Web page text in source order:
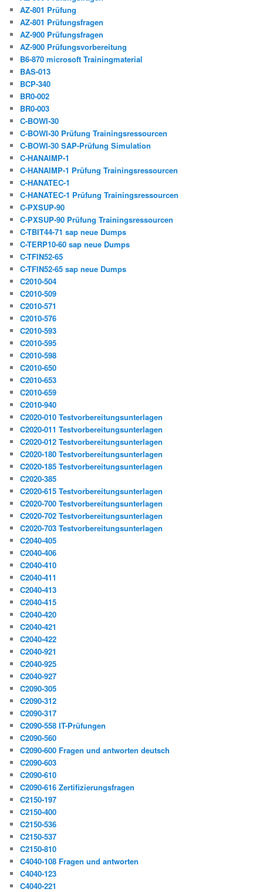
AZ-801 Prüfung
AZ-801 Prüfungsfragen
AZ-900 Prüfungsfragen
AZ-900 Prüfungsvorbereitung
B6-870 microsoft Trainingmaterial
BAS-013
BCP-340
BR0-002
BR0-003
C-BOWI-30
C-BOWI-30 Prüfung Trainingsressourcen
C-BOWI-30 SAP-Prüfung Simulation
C-HANAIMP-1
C-HANAIMP-1 Prüfung Trainingsressourcen
C-HANATEC-1
C-HANATEC-1 Prüfung Trainingsressourcen
C-PXSUP-90
C-PXSUP-90 Prüfung Trainingsressourcen
C-TBIT44-71 sap neue Dumps
C-TERP10-60 sap neue Dumps
C-TFIN52-65
C-TFIN52-65 sap neue Dumps
C2010-504
C2010-509
C2010-571
C2010-576
C2010-593
C2010-595
C2010-598
C2010-650
C2010-653
C2010-659
C2010-940
C2020-010 Testvorbereitungsunterlagen
C2020-011 Testvorbereitungsunterlagen
C2020-012 Testvorbereitungsunterlagen
C2020-180 Testvorbereitungsunterlagen
C2020-185 Testvorbereitungsunterlagen
C2020-385
C2020-615 Testvorbereitungsunterlagen
C2020-700 Testvorbereitungsunterlagen
C2020-702 Testvorbereitungsunterlagen
C2020-703 Testvorbereitungsunterlagen
C2040-405
C2040-406
C2040-410
C2040-411
C2040-413
C2040-415
C2040-420
C2040-421
C2040-422
C2040-921
C2040-925
C2040-927
C2090-305
C2090-312
C2090-317
C2090-558 IT-Prüfungen
C2090-560
C2090-600 Fragen und antworten deutsch
C2090-603
C2090-610
C2090-616 Zertifizierungsfragen
C2150-197
C2150-400
C2150-536
C2150-537
C2150-810
C4040-108 Fragen und antworten
C4040-123
C4040-221